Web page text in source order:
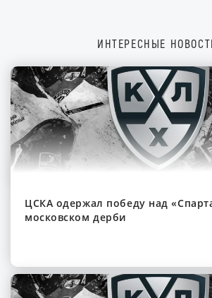
ИНТЕРЕСНЫЕ
ЦСКА одержал победу над
московском дерби